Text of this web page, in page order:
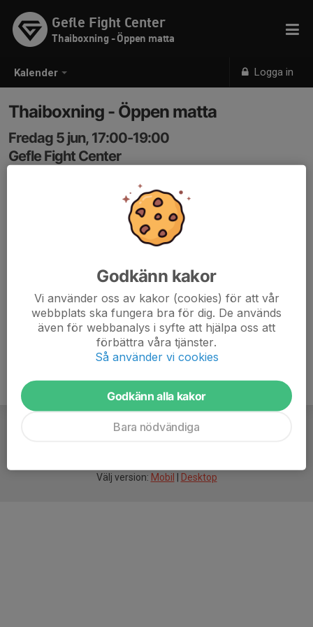
Kalender Logga in
Gefle Fight Center
Thaiboxning - Öppen matta
Thaiboxning - Öppen matta
Fredag 5 jun, 17:00-19:00
Gefle Fight Center
Välj version: Mobil Desktop
Godkänn kakor
Vi använder oss av kakor (cookies) för att vår
webbplats ska fungera bra för dig. De används
även för webbanalys i syfte att hjälpa oss att
förbättra våra tjänster.
Så använder vi cookies
Godkänn alla kakor
Bara nödvändiga